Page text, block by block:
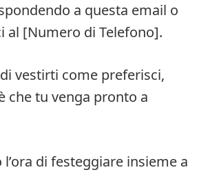
a questa email o
al [Numero di Telefono].
vestirti come preferisci,
che tu venga pronto a
di festeggiare insieme a